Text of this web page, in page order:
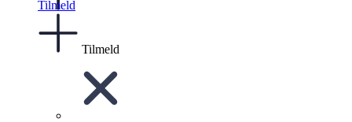
Tilmeld
Tilmeld